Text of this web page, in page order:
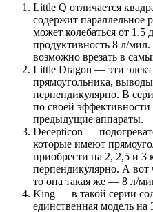
Little Q отличается
содержит параллельное
может колебаться от
продуктивность 8 л/мил.
возможно врезать в
Little Dragon — эти
прямоугольника,
перпендикулярно. В
по своей
предыдущие аппараты.
Decepticon —
которые имеют
приобрести на 2, 2,5 и 3
перпендикулярно. А
то она такая же — 8 л/
King — в такой серии
единственная модель на